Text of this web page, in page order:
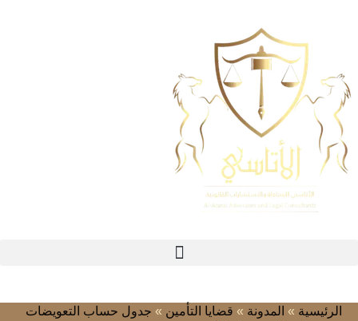
الرئيسية » المدونة » قضايا التأمين » جدول حساب التعويضات